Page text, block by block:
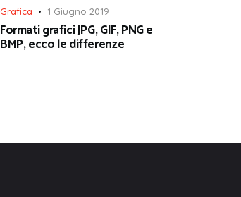
Grafica 1 Giugno 2019
Formati grafici JPG, GIF, PNG e
BMP, ecco le differenze